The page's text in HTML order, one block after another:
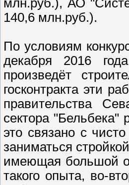
млн.руб.), АО
140,6 млн.руб.).
По условиям
декабря 2016
произведёт
госконтракта эти
правительства
сектора "Бельбека"
это связано с
заниматься
имеющая большой
такого опыта, во-